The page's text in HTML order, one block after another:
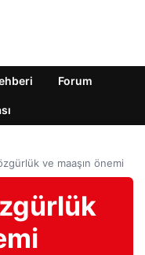
Forum
ve maaşın önemi